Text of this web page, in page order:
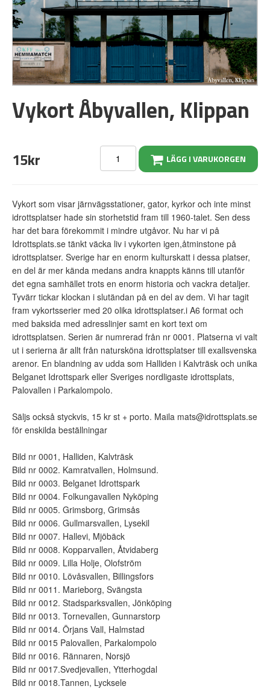
Vykort Åbyvallen, Klippan
15kr LÄGG I VARUKORGEN
Vykort som visar järnvägsstationer, gator, kyrkor och inte minst
idrottsplatser hade sin storhetstid fram till 1960-talet. Sen dess
har det bara förekommit i mindre utgåvor. Nu har vi på
Idrottsplats.se tänkt väcka liv i vykorten igen,åtminstone på
idrottsplatser. Sverige har en enorm kulturskatt i dessa platser,
en del är mer kända medans andra knappts känns till utanför
det egna samhället trots en enorm historia och vackra detaljer.
Tyvärr tickar klockan i slutändan på en del av dem. Vi har tagit
fram vykortsserier med 20 olika idrottsplatser.i A6 format och
med baksida med adresslinjer samt en kort text om
idrottsplatsen. Serien är numrerad från nr 0001. Platserna vi valt
ut i serierna är allt från natursköna idrottsplatser till exallsvenska
arenor. En blandning av udda som Halliden i Kalvträsk och unika
Belganet Idrottspark eller Sveriges nordligaste idrottsplats,
Palovallen i Parkalompolo.
Säljs också styckvis, 15 kr st + porto. Maila mats@idrottsplats.se
för enskilda beställningar
Bild nr 0001, Halliden, Kalvträsk
Bild nr 0002. Kamratvallen, Holmsund.
Bild nr 0003. Belganet Idrottspark
Bild nr 0004. Folkungavallen Nyköping
Bild nr 0005. Grimsborg, Grimsås
Bild nr 0006. Gullmarsvallen, Lysekil
Bild nr 0007. Hallevi, Mjöbäck
Bild nr 0008. Kopparvallen, Åtvidaberg
Bild nr 0009. Lilla Holje, Olofström
Bild nr 0010. Lövåsvallen, Billingsfors
Bild nr 0011. Marieborg, Svängsta
Bild nr 0012. Stadsparksvallen, Jönköping
Bild nr 0013. Tornevallen, Gunnarstorp
Bild nr 0014. Örjans Vall, Halmstad
Bild nr 0015 Palovallen, Parkalompolo
Bild nr 0016. Rännaren, Norsjö
Bild nr 0017.Svedjevallen, Ytterhogdal
Bild nr 0018.Tannen, Lycksele